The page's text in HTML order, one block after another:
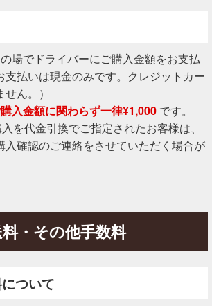
場でドライバーにご購入金額をお支払
支払いは現金のみです。クレジットカー
ん。）
入金額に関わらず一律¥1,000です。
を代金引換でご指定されたお客様は、
入確認のご連絡をさせていただく場合が
・その他手数料
について